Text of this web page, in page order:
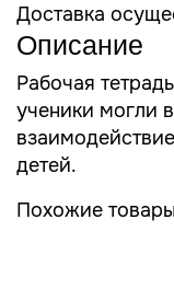
Доставка
Описание
Рабочая
ученики могли
детей.
Похожие товары